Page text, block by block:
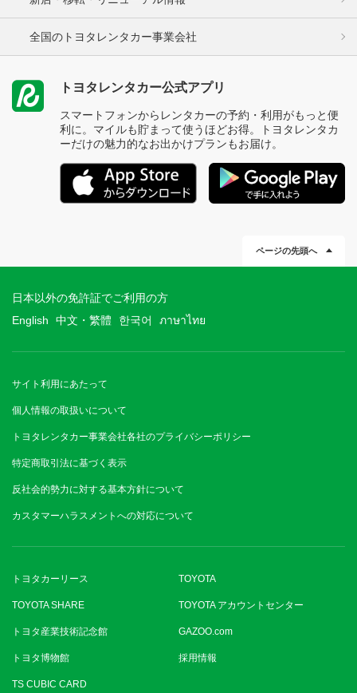
全国のトヨタレンタカー事業会社
トヨタレンタカー公式アプリ
スマートフォンからレンタカーの予約・利用がもっと便
利に。マイルも貯まって使うほどお得。トヨタレンタカ
ーだけの魅力的なお出かけプランもお届け。
ページの先頭へ
日本以外の免許証でご利用の方
English
中文・繁體 한국어 ภาษาไทย
サイト利用にあたって
個人情報の取扱いについて
トヨタレンタカー事業会社各社のプライバシーポリシー
特定商取引法に基づく表示
反社会的勢力に対する基本方針について
カスタマーハラスメントへの対応について
トヨタカーリース TOYOTA
TOYOTA SHARE TOYOTA アカウントセンター
トヨタ産業技術記念館 GAZOO.com
トヨタ博物館 採用情報
TS CUBIC CARD